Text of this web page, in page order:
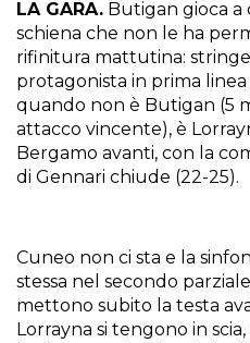
LA GARA. Butigan gioca a
schiena che non le ha
rifinitura mattutina:
protagonista in prima
quando non è Butigan (5
attacco vincente), è
Bergamo avanti, con la
di Gennari chiude (22-25).
Cuneo non ci sta e la
stessa nel secondo
mettono subito la testa
Lorrayna si tengono in